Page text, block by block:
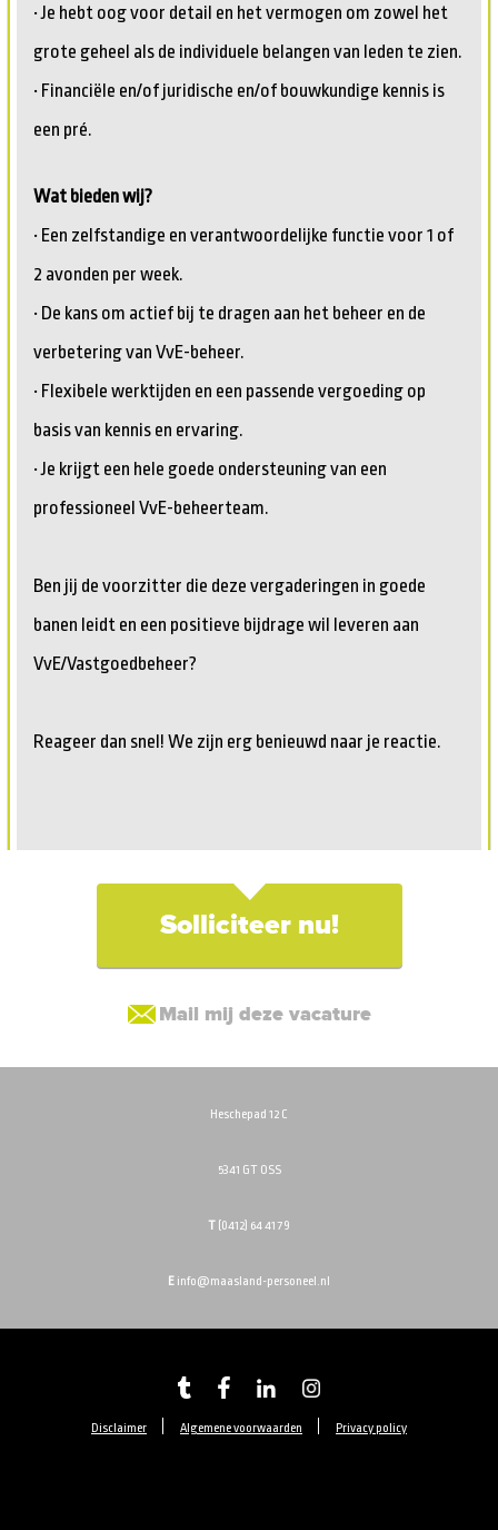
• Je hebt oog voor detail en het vermogen om zowel het
grote geheel als de individuele belangen van leden te zien.
• Financiële en/of juridische en/of bouwkundige kennis is
een pré.
Wat bieden wij?
• Een zelfstandige en verantwoordelijke functie voor 1 of
2 avonden per week.
• De kans om actief bij te dragen aan het beheer en de
verbetering van VvE-beheer.
• Flexibele werktijden en een passende vergoeding op
basis van kennis en ervaring.
• Je krijgt een hele goede ondersteuning van een
professioneel VvE-beheerteam.
Ben jij de voorzitter die deze vergaderingen in goede
banen leidt en een positieve bijdrage wil leveren aan
VvE/Vastgoedbeheer?
Reageer dan snel! We zijn erg benieuwd naar je reactie.
Solliciteer nu!
Mail mij deze vacature
Heschepad 12 C
5341 GT OSS
T (0412) 64 41 79
E info@maasland-personeel.nl
Disclaimer Algemene voorwaarden Privacy policy